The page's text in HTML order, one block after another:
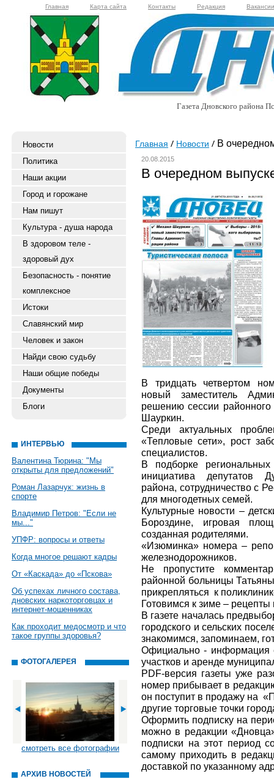
Главная Карта сайта Контакты Редакция Вакансии
Газета Дновского района
Новости
Политика
Наши акции
Город и горожане
Нам пишут
Культура - душа народа
В здоровом теле -
здоровый дух
Безопасность - понятие
комплексное
Истоки
Славянский мир
Человек и закон
Найди свою судьбу
Наши общие победы
Документы
Блоги
ИНТЕРВЬЮ
Валентина Тюрина: "Мы
открыты для предложений"
Роман Лазарчук: жизнь в
спорте
Владимир Петров: "Если не
мы..."
УПФР: вопросы и ответы
Когда многое решают кадры
От «Каскада» до «Пскова»
Об успехах личного состава,
дновских наркоторговцах и
интернет-мошенниках
Как проходит медосмотр и что
такое группы здоровья?
ФОТОГАЛЕРЕЯ
смотреть все фотографии
АРХИВ НОВОСТЕЙ
Главная Новости В
20.08.2015
В очередном
В тридцать четвертом
новый заместитель
решению сессии
Шауркин.
Среди актуальных
«Тепловые сети», рост
специалистов.
В подборке
инициатива депутатов
района, сотрудничество с
для многодетных семей.
Культурные новости –
Бороздине, игровая
созданная родителями.
«Изюминка» номера –
железнодорожников.
Не пропустите
районной больницы
прикрепляться к
Готовимся к зиме –
В газете началась
городского и сельских
знакомимся, запоминаем,
Официально - информация
участков и аренде
PDF-версия газеты уже
номер прибывает в
он поступит в продажу на
другие торговые точки
Оформить подписку на
можно в редакции
подписки на этот период
самому приходить в
доставкой по указанному